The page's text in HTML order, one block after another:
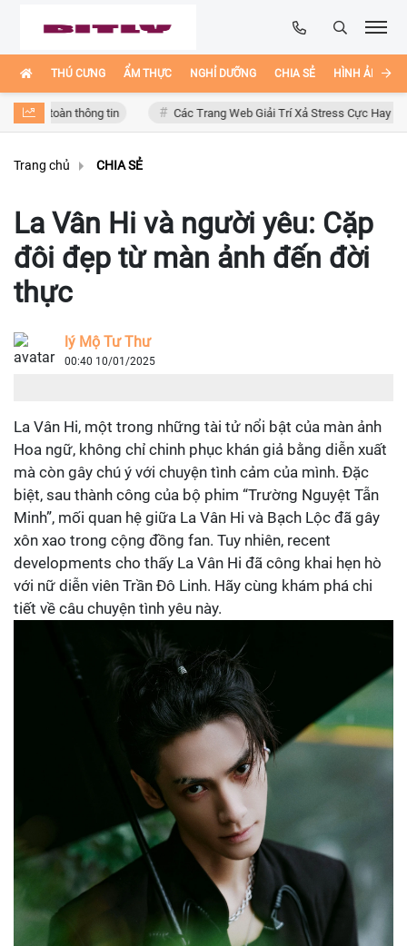
THÚ CƯNG ẨM THỰC NGHỈ DƯỠNG CHIA SẺ HÌNH ẢNH
thông tin Các Trang Web Giải Trí Xả Stress Cực Hay Ho Trên
Trang chủ CHIA SẺ
La Vân Hi và người yêu: Cặp
đôi đẹp từ màn ảnh đến đời
thực
lý Mộ Tư Thư
00:40 10/01/2025
La Vân Hi, một trong những tài tử nổi bật của màn ảnh
Hoa ngữ, không chỉ chinh phục khán giả bằng diễn xuất
mà còn gây chú ý với chuyện tình cảm của mình. Đặc
biệt, sau thành công của bộ phim “Trường Nguyệt Tẫn
Minh”, mối quan hệ giữa La Vân Hi và Bạch Lộc đã gây
xôn xao trong cộng đồng fan. Tuy nhiên, recent
developments cho thấy La Vân Hi đã công khai hẹn hò
với nữ diễn viên Trần Đô Linh. Hãy cùng khám phá chi
tiết về câu chuyện tình yêu này.